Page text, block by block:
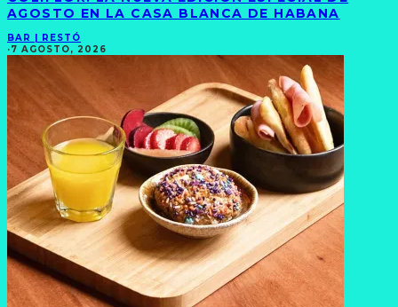
AGOSTO EN LA CASA BLANCA DE HABANA
BAR | RESTÓ
·7 AGOSTO, 2026